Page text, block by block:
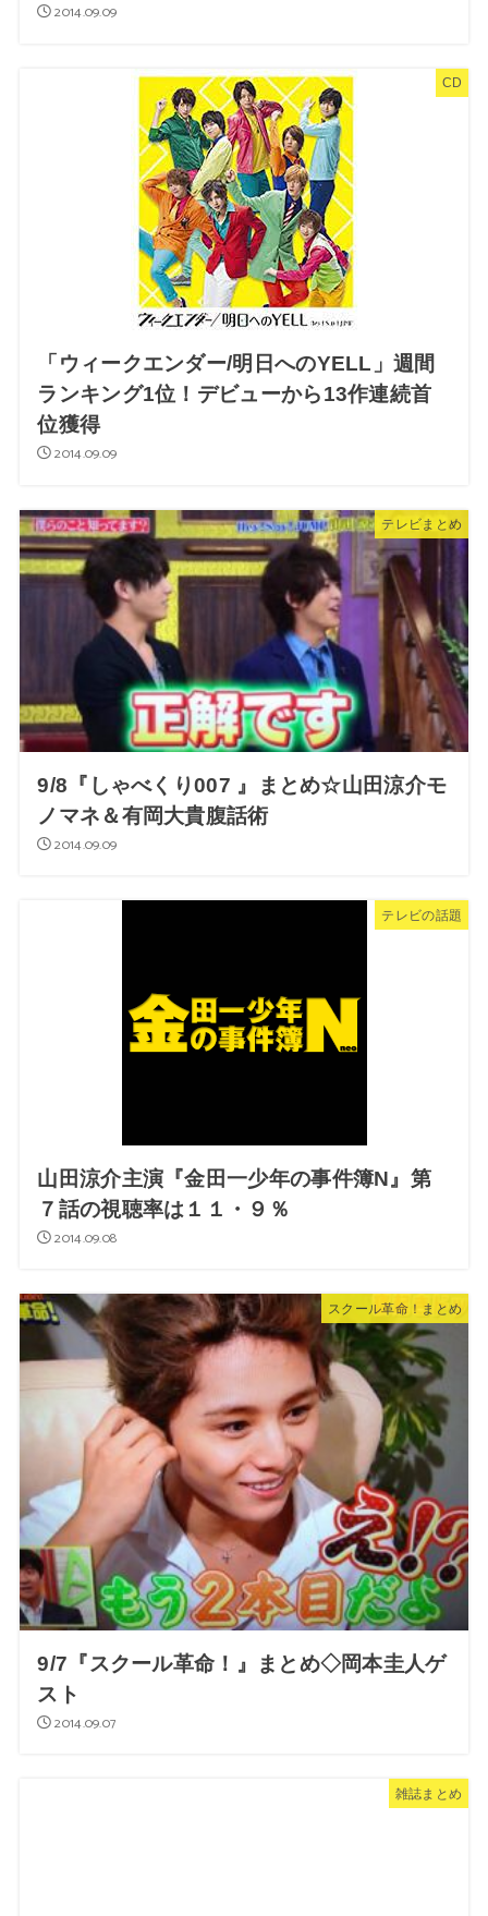
2014.09.09
CD
「ウィークエンダー/明日へのYELL」週間
ランキング1位！デビューから13作連続首
位獲得
2014.09.09
テレビまとめ
9/8『しゃべくり007 』まとめ☆山田涼介モ
ノマネ＆有岡大貴腹話術
2014.09.09
テレビの話題
山田涼介主演『金田一少年の事件簿N』第
７話の視聴率は１１・９％
2014.09.08
スクール革命！まとめ
9/7『スクール革命！』まとめ◇岡本圭人ゲ
スト
2014.09.07
雑誌まとめ